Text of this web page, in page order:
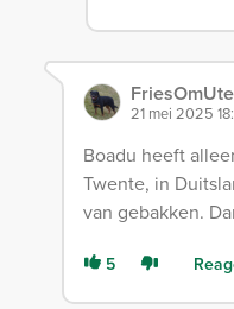
21 mei 2025
Boadu heeft
Twente, in
van gebakken.
5